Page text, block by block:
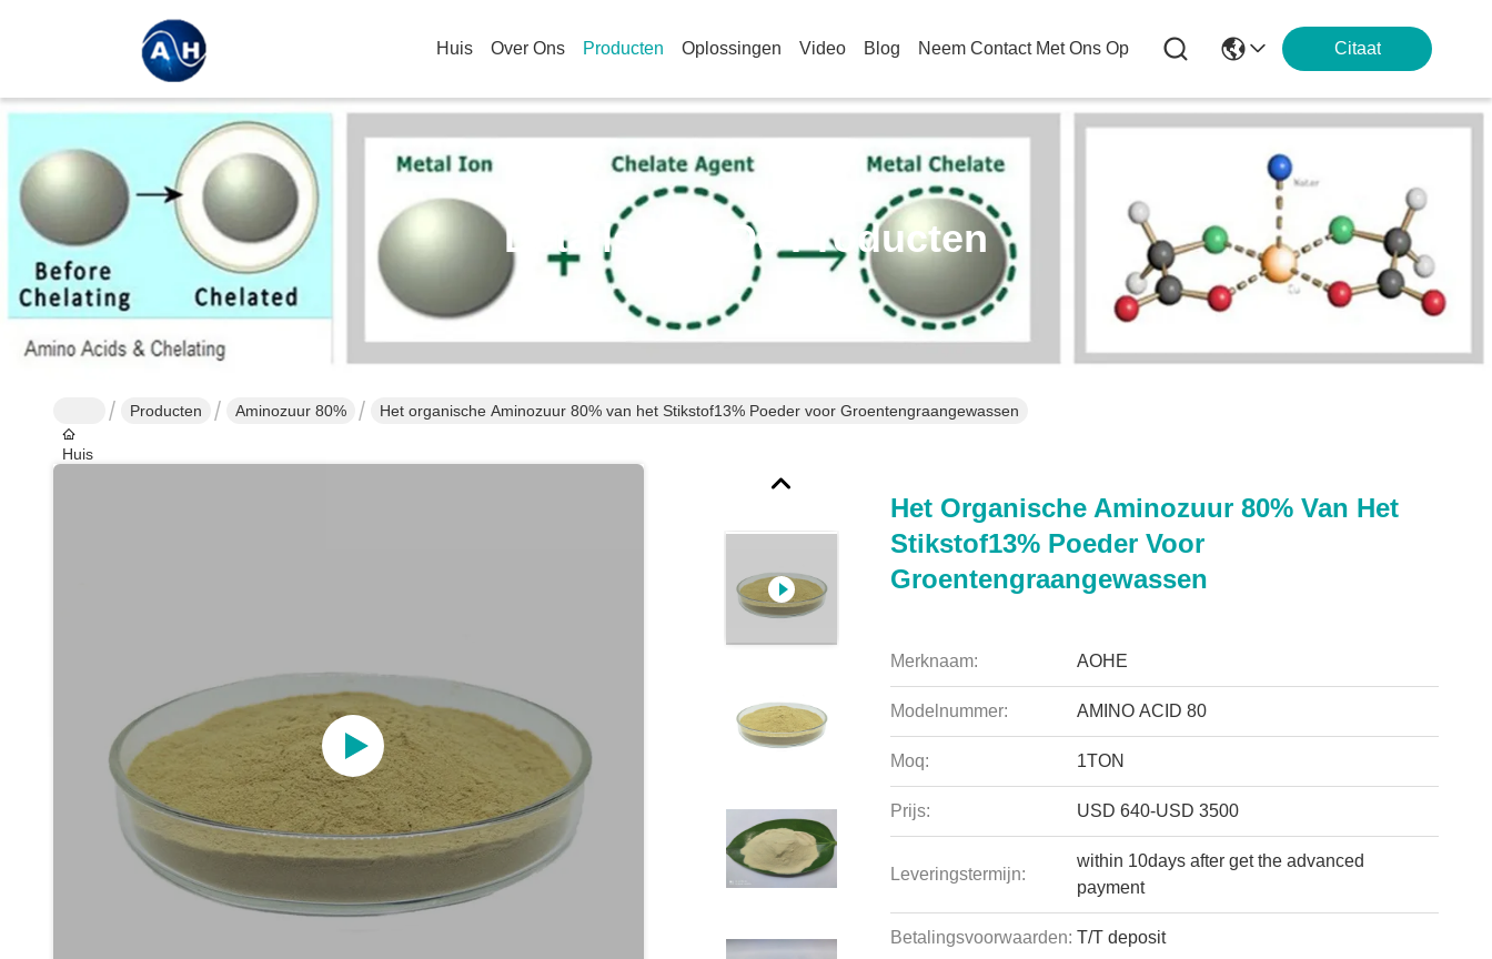
Huis Over Ons Producten Oplossingen Video Blog Neem Contact Met Ons Op Citaat
Details Van De Producten
Huis
Producten Aminozuur 80% Het organische Aminozuur 80% van het Stikstof13% Poeder voor Groentengraangewassen
Het Organische Aminozuur 80% Van Het
Stikstof13% Poeder Voor
Groentengraangewassen
Merknaam: AOHE
Modelnummer: AMINO ACID 80
Moq: 1TON
Prijs: USD 640-USD 3500
Leveringstermijn:
within 10days after get the advanced
payment
Betalingsvoorwaarden: T/T deposit